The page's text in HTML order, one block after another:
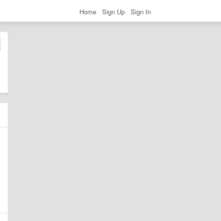
Home Sign Up Sign In